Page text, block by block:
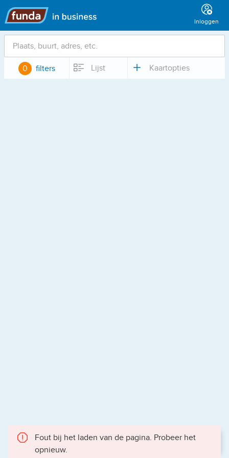
Hoofdmenu
Inloggen
Locatie
0 filters Lijst Kaartopties
Fout bij het laden van de pagina. Probeer het
opnieuw.